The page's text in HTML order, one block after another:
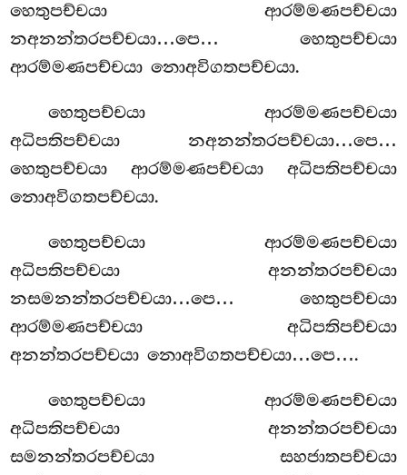
හෙතුපච්චයා ආරම්මණපච්චයා
නඅනන්තරපච්චයා…පෙ… හෙතුපච්චයා
ආරම්මණපච්චයා නොඅවිගතපච්චයා.
හෙතුපච්චයා ආරම්මණපච්චයා
අධිපතිපච්චයා නඅනන්තරපච්චයා…පෙ…
හෙතුපච්චයා ආරම්මණපච්චයා අධිපතිපච්චයා
නොඅවිගතපච්චයා.
හෙතුපච්චයා ආරම්මණපච්චයා
අධිපතිපච්චයා අනන්තරපච්චයා
නසමනන්තරපච්චයා…පෙ… හෙතුපච්චයා
ආරම්මණපච්චයා අධිපතිපච්චයා
අනන්තරපච්චයා නොඅවිගතපච්චයා…පෙ….
හෙතුපච්චයා ආරම්මණපච්චයා
අධිපතිපච්චයා අනන්තරපච්චයා
සමනන්තරපච්චයා සහජාතපච්චයා